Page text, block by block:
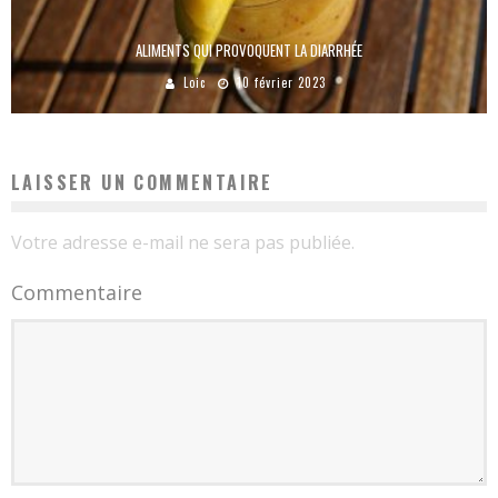
ALIMENTS QUI PROVOQUENT LA DIARRHÉE
Loic 10 février 2023
LAISSER UN COMMENTAIRE
Votre adresse e-mail ne sera pas publiée.
Commentaire